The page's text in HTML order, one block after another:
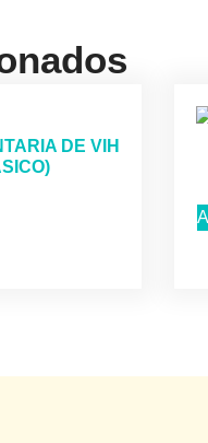
DE VIH